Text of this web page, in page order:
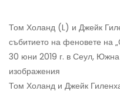
Том Холанд (L) и Джейк
събитието на феновете на
30 юни 2019 г. в Сеул,
изображения
Том Холанд и Джейк